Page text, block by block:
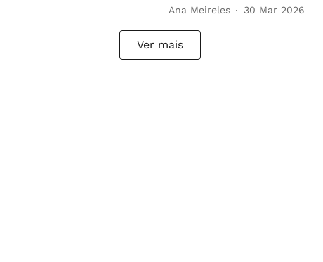
Ana Meireles 30 Mar 2026
Ver mais